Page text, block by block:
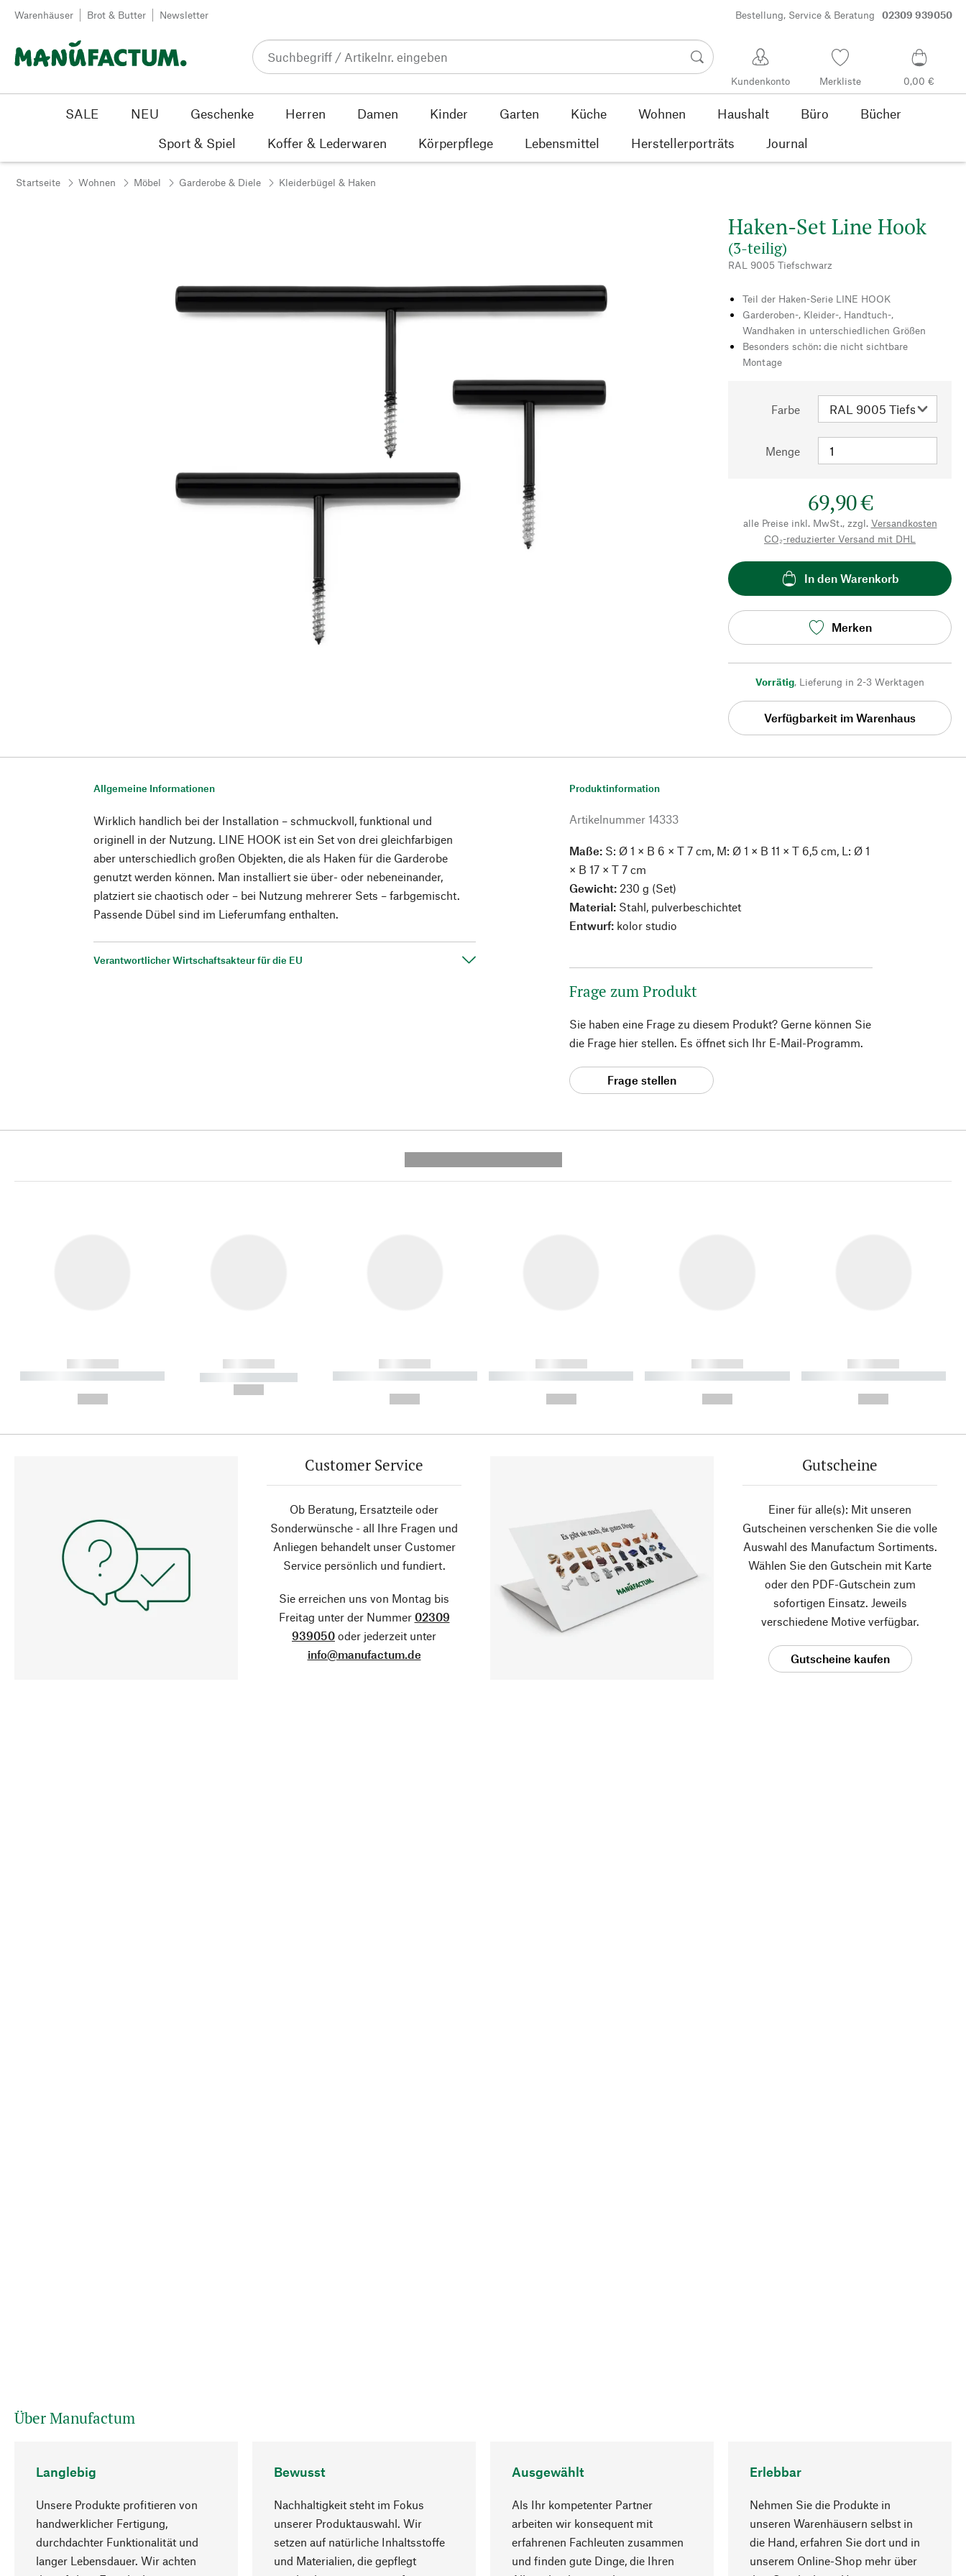
Zum Inhalt springen
Warenhäuser Brot & Butter Newsletter Bestellung, Service & Beratung 02309 939050
Kundenkonto Merkliste 0,00 €
SALE NEU Geschenke Herren Damen Kinder Garten Küche Wohnen Haushalt Büro
Bücher
Sport & Spiel
Koffer & Lederwaren Körperpflege Lebensmittel Herstellerporträts Journal
Startseite Wohnen Möbel Garderobe & Diele Kleiderbügel & Haken
Haken-Set Line Hook
(3-teilig)
RAL 9005 Tiefschwarz
Teil der Haken-Serie LINE HOOK
Garderoben-, Kleider-, Handtuch-,
Wandhaken in unterschiedlichen Größen
Besonders schön: die nicht sichtbare
Montage
Farbe
Menge
69,90 €
alle Preise inkl. MwSt., zzgl. Versandkosten
CO₂-reduzierter Versand mit DHL
In den Warenkorb
Merken
Vorrätig, Lieferung in 2-3 Werktagen
Verfügbarkeit im Warenhaus
Allgemeine Informationen
Wirklich handlich bei der Installation – schmuckvoll, funktional und
originell in der Nutzung. LINE HOOK ist ein Set von drei gleichfarbigen
aber unterschiedlich großen Objekten, die als Haken für die Garderobe
genutzt werden können. Man installiert sie über- oder nebeneinander,
platziert sie chaotisch oder – bei Nutzung mehrerer Sets – farbgemischt.
Passende Dübel sind im Lieferumfang enthalten.
Verantwortlicher Wirtschaftsakteur für die EU
Produktinformation
Artikelnummer 14333
Maße: S: Ø 1 × B 6 × T 7 cm, M: Ø 1 × B 11 × T 6,5 cm, L: Ø 1
× B 17 × T 7 cm
Gewicht: 230 g (Set)
Material: Stahl, pulverbeschichtet
Entwurf: kolor studio
Frage zum Produkt
Sie haben eine Frage zu diesem Produkt? Gerne können Sie
die Frage hier stellen. Es öffnet sich Ihr E-Mail-Programm.
Frage stellen
------------
----------- ----------- ----------
------------
----------- -----------
------------
----------- ----------- ----------
------------
----------- ----------- ----------
------------
----------- ----------- ----------
------------
----------- ----------- ----------
Customer Service
Ob Beratung, Ersatzteile oder
Sonderwünsche - all Ihre Fragen und
Anliegen behandelt unser Customer
Service persönlich und fundiert.
Sie erreichen uns von Montag bis
Freitag unter der Nummer 02309
939050 oder jederzeit unter
info@manufactum.de
Gutscheine
Einer für alle(s): Mit unseren
Gutscheinen verschenken Sie die volle
Auswahl des Manufactum Sortiments.
Wählen Sie den Gutschein mit Karte
oder den PDF-Gutschein zum
sofortigen Einsatz. Jeweils
verschiedene Motive verfügbar.
Gutscheine kaufen
Über Manufactum
Langlebig
Unsere Produkte profitieren von
handwerklicher Fertigung,
durchdachter Funktionalität und
langer Lebensdauer. Wir achten
Bewusst
Nachhaltigkeit steht im Fokus
unserer Produktauswahl. Wir
setzen auf natürliche Inhaltsstoffe
und Materialien, die gepflegt
Ausgewählt
Als Ihr kompetenter Partner
arbeiten wir konsequent mit
erfahrenen Fachleuten zusammen
und finden gute Dinge, die Ihren
Erlebbar
Nehmen Sie die Produkte in
unseren Warenhäusern selbst in
die Hand, erfahren Sie dort und in
unserem Online-Shop mehr über